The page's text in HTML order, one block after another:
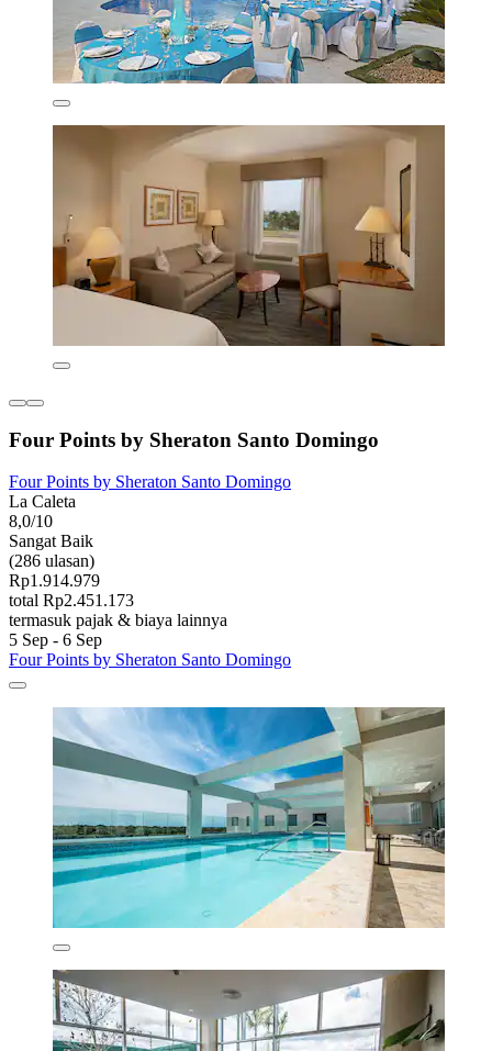
Four Points by Sheraton Santo Domingo
Four Points by Sheraton Santo Domingo
La Caleta
8,0/10
Sangat Baik
(286 ulasan)
Rp1.914.979
total Rp2.451.173
termasuk pajak & biaya lainnya
5 Sep - 6 Sep
Four Points by Sheraton Santo Domingo